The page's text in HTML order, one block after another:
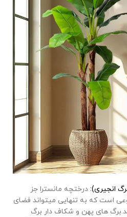
انجیری): درختچه مانسترا جز
است که به تنهایی میتواند فضای
های پهن و شکاف دار برگ